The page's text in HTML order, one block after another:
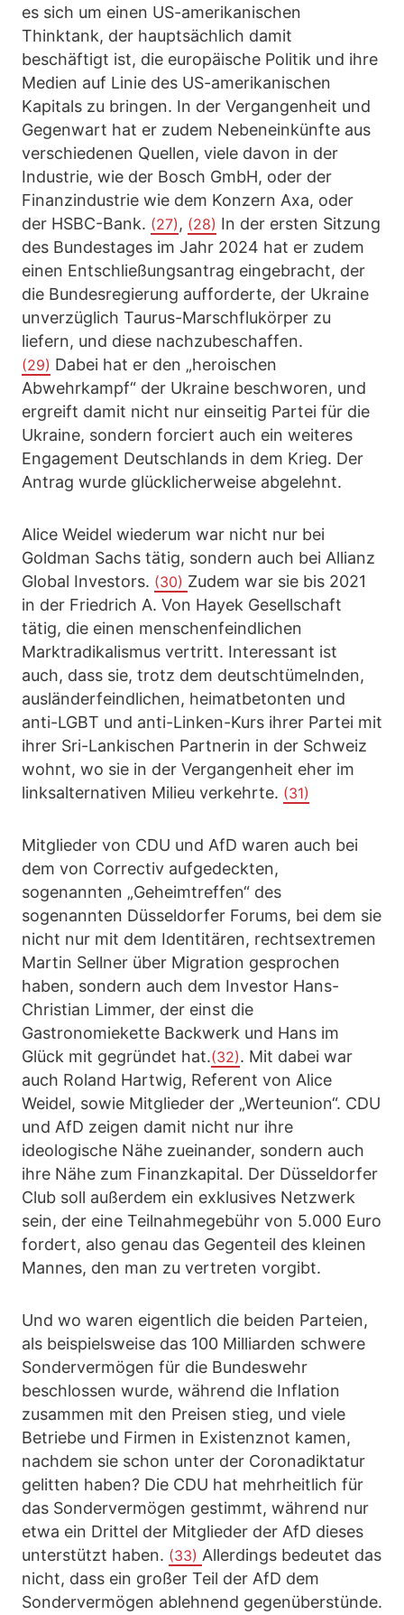
es sich um einen US-amerikanischen
Thinktank, der hauptsächlich damit
beschäftigt ist, die europäische Politik und ihre
Medien auf Linie des US-amerikanischen
Kapitals zu bringen. In der Vergangenheit und
Gegenwart hat er zudem Nebeneinkünfte aus
verschiedenen Quellen, viele davon in der
Industrie, wie der Bosch GmbH, oder der
Finanzindustrie wie dem Konzern Axa, oder
der HSBC-Bank. (27) , (28) In der ersten Sitzung
des Bundestages im Jahr 2024 hat er zudem
einen Entschließungsantrag eingebracht, der
die Bundesregierung aufforderte, der Ukraine
unverzüglich Taurus-Marschflukörper zu
liefern, und diese nachzubeschaffen.
(29) Dabei hat er den „heroischen
Abwehrkampf“ der Ukraine beschworen, und
ergreift damit nicht nur einseitig Partei für die
Ukraine, sondern forciert auch ein weiteres
Engagement Deutschlands in dem Krieg. Der
Antrag wurde glücklicherweise abgelehnt.
Alice Weidel wiederum war nicht nur bei
Goldman Sachs tätig, sondern auch bei Allianz
Global Investors. (30) Zudem war sie bis 2021
in der Friedrich A. Von Hayek Gesellschaft
tätig, die einen menschenfeindlichen
Marktradikalismus vertritt. Interessant ist
auch, dass sie, trotz dem deutschtümelnden,
ausländerfeindlichen, heimatbetonten und
anti-LGBT und anti-Linken-Kurs ihrer Partei mit
ihrer Sri-Lankischen Partnerin in der Schweiz
wohnt, wo sie in der Vergangenheit eher im
linksalternativen Milieu verkehrte. (31)
Mitglieder von CDU und AfD waren auch bei
dem von Correctiv aufgedeckten,
sogenannten „Geheimtreffen“ des
sogenannten Düsseldorfer Forums, bei dem sie
nicht nur mit dem Identitären, rechtsextremen
Martin Sellner über Migration gesprochen
haben, sondern auch dem Investor Hans-
Christian Limmer, der einst die
Gastronomiekette Backwerk und Hans im
Glück mit gegründet hat.(32). Mit dabei war
auch Roland Hartwig, Referent von Alice
Weidel, sowie Mitglieder der „Werteunion“. CDU
und AfD zeigen damit nicht nur ihre
ideologische Nähe zueinander, sondern auch
ihre Nähe zum Finanzkapital. Der Düsseldorfer
Club soll außerdem ein exklusives Netzwerk
sein, der eine Teilnahmegebühr von 5.000 Euro
fordert, also genau das Gegenteil des kleinen
Mannes, den man zu vertreten vorgibt.
Und wo waren eigentlich die beiden Parteien,
als beispielsweise das 100 Milliarden schwere
Sondervermögen für die Bundeswehr
beschlossen wurde, während die Inflation
zusammen mit den Preisen stieg, und viele
Betriebe und Firmen in Existenznot kamen,
nachdem sie schon unter der Coronadiktatur
gelitten haben? Die CDU hat mehrheitlich für
das Sondervermögen gestimmt, während nur
etwa ein Drittel der Mitglieder der AfD dieses
unterstützt haben. (33) Allerdings bedeutet das
nicht, dass ein großer Teil der AfD dem
Sondervermögen ablehnend gegenüberstünde.